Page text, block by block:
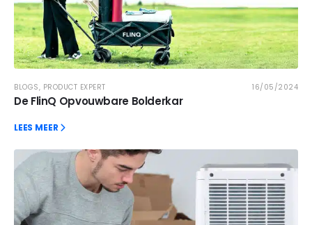
BLOGS, PRODUCT EXPERT 16/05/2024
De FlinQ Opvouwbare Bolderkar
LEES MEER